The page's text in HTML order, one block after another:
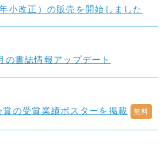
小改正）の販売を開始しました
の書誌情報アップデート
の受賞業績ポスターを掲載 無料